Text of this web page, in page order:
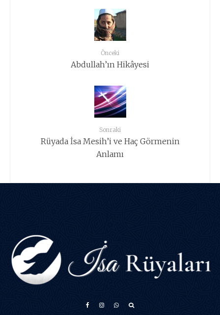
Önceki
Abdullah’ın Hikâyesi
Sonraki
Rüyada İsa Mesih’i ve Haç Görmenin
Anlamı
አማርኛ